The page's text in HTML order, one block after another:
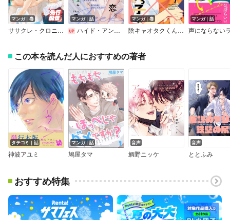
マンガ｜巻
ササクレ・クロニクル【電子限定描き下ろし漫画付き】
マンガ｜話
ハイド・アンド・シーク
マンガ｜巻
陰キャオタクくん×いじめっ子くん
マンガ｜話
この本を読んだ人におすすめの著者
タテコミ｜話
神波アユミ
マンガ｜話
鳩屋タマ
音声
鯛野ニッケ
音声
ととふみ
おすすめ特集